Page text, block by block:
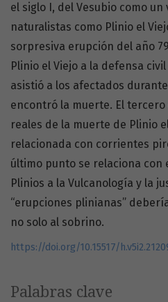
Palabras clave
el siglo I, del Vesubio como
naturalistas como Plinio el
sorpresiva erupción del año
Plinio el Viejo a la defensa
asistió a los afectados
encontró la muerte. El tercero
reales de la muerte de Plinio
relacionada con corrientes
último punto se relaciona con
Plinios a la Vulcanología y la
“erupciones plinianas”
no solo al sobrino.
https://doi.org/10.15517/